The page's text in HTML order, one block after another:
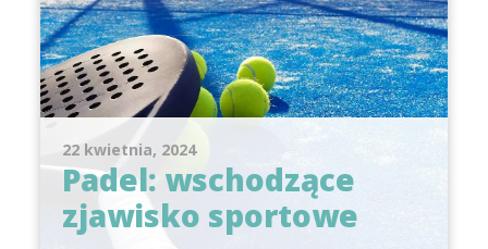
22 kwietnia, 2024
Padel: wschodzące
zjawisko sportowe